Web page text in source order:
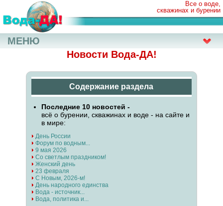
Все о воде,
скважинах и бурении
Новости Вода-ДА!
Содержание раздела
Последние 10 новостей -
всё о бурении, скважинах и воде - на сайте и
в мире:
День России
Форум по водным...
9 мая 2026
Со светлым праздником!
Женский день
23 февраля
С Новым, 2026-м!
День народного единства
Вода - источник...
Вода, политика и...
МЕНЮ